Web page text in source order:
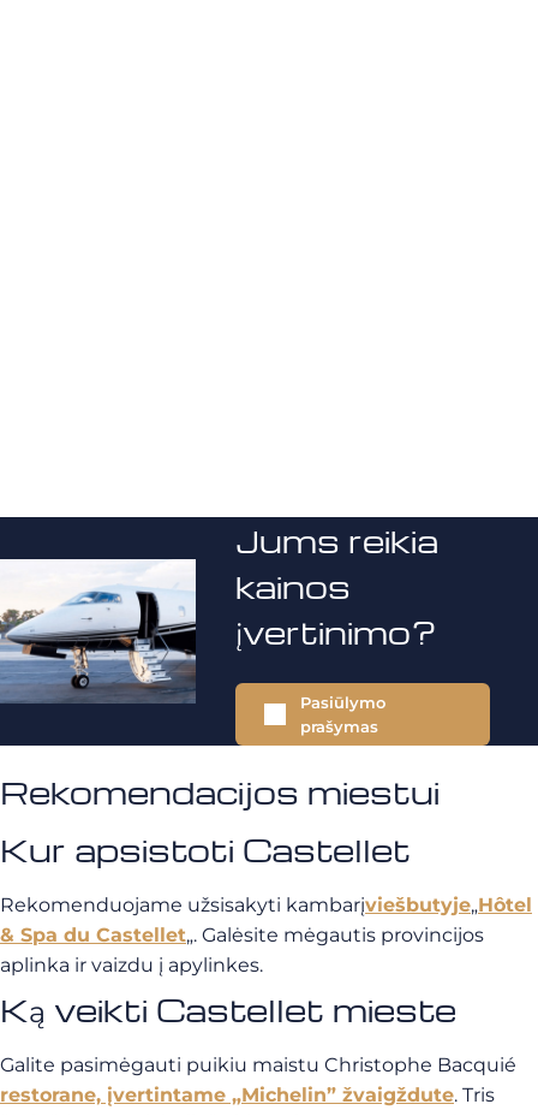
Jums reikia
kainos
įvertinimo?
Pasiūlymo
prašymas
Rekomendacijos miestui
Kur apsistoti Castellet
Rekomenduojame užsisakyti kambarįviešbutyje„Hôtel
& Spa du Castellet„. Galėsite mėgautis provincijos
aplinka ir vaizdu į apylinkes.
Ką veikti Castellet mieste
Galite pasimėgauti puikiu maistu Christophe Bacquié
restorane, įvertintame „Michelin” žvaigždute. Tris